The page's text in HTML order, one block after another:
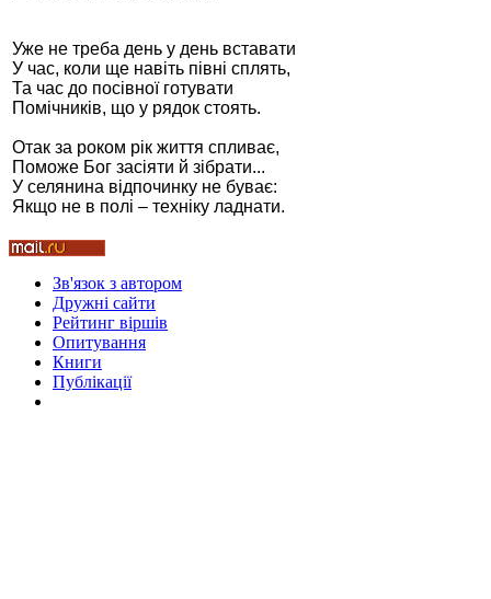
Стамбул 2010
Уже не треба день у день вставати
У час, коли ще навіть півні сплять,
Та час до посівної готувати
Помічників, що у рядок стоять.
Отак за роком рік життя спливає,
Поможе Бог засіяти й зібрати...
У селянина відпочинку не буває:
Якщо не в полі – техніку ладнати.
Зв'язок з автором
Дружні cайти
Рейтинг віршів
Опитування
Книги
Публікації